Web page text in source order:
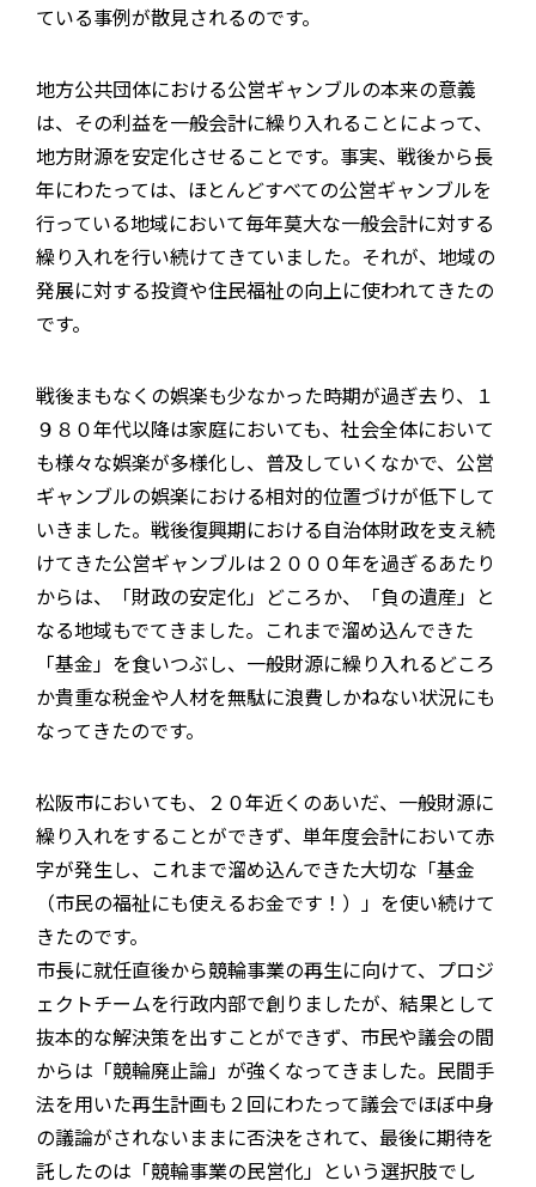
ている事例が散見されるのです。
地方公共団体における公営ギャンブルの本来の意義
は、その利益を一般会計に繰り入れることによって、
地方財源を安定化させることです。事実、戦後から長
年にわたっては、ほとんどすべての公営ギャンブルを
行っている地域において毎年莫大な一般会計に対する
繰り入れを行い続けてきていました。それが、地域の
発展に対する投資や住民福祉の向上に使われてきたの
です。
戦後まもなくの娯楽も少なかった時期が過ぎ去り、１
９８０年代以降は家庭においても、社会全体において
も様々な娯楽が多様化し、普及していくなかで、公営
ギャンブルの娯楽における相対的位置づけが低下して
いきました。戦後復興期における自治体財政を支え続
けてきた公営ギャンブルは２０００年を過ぎるあたり
からは、「財政の安定化」どころか、「負の遺産」と
なる地域もでてきました。これまで溜め込んできた
「基金」を食いつぶし、一般財源に繰り入れるどころ
か貴重な税金や人材を無駄に浪費しかねない状況にも
なってきたのです。
松阪市においても、２０年近くのあいだ、一般財源に
繰り入れをすることができず、単年度会計において赤
字が発生し、これまで溜め込んできた大切な「基金
（市民の福祉にも使えるお金です！）」を使い続けて
きたのです。
市長に就任直後から競輪事業の再生に向けて、プロジ
ェクトチームを行政内部で創りましたが、結果として
抜本的な解決策を出すことができず、市民や議会の間
からは「競輪廃止論」が強くなってきました。民間手
法を用いた再生計画も２回にわたって議会でほぼ中身
の議論がされないままに否決をされて、最後に期待を
託したのは「競輪事業の民営化」という選択肢でし